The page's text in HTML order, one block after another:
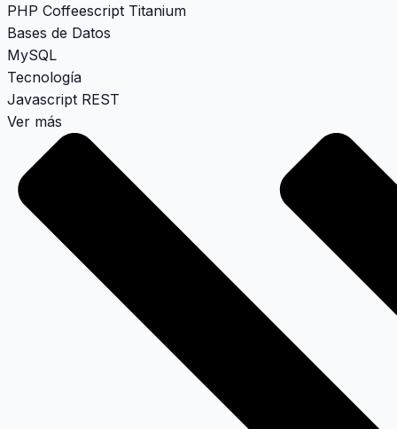
PHP Coffeescript Titanium
Bases de Datos
MySQL
Tecnología
Javascript REST
Ver más